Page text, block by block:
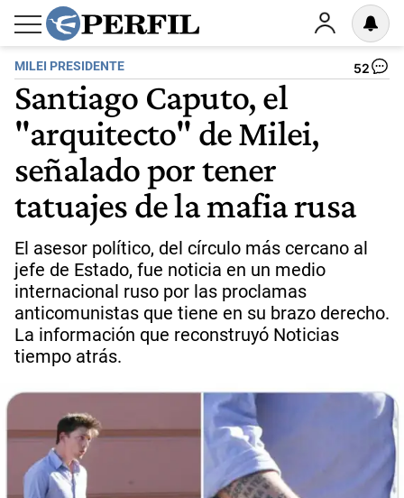
MILEI PRESIDENTE 52
Santiago Caputo, el
"arquitecto" de Milei,
señalado por tener
tatuajes de la mafia rusa
El asesor político, del círculo más cercano al
jefe de Estado, fue noticia en un medio
internacional ruso por las proclamas
anticomunistas que tiene en su brazo derecho.
La información que reconstruyó Noticias
tiempo atrás.